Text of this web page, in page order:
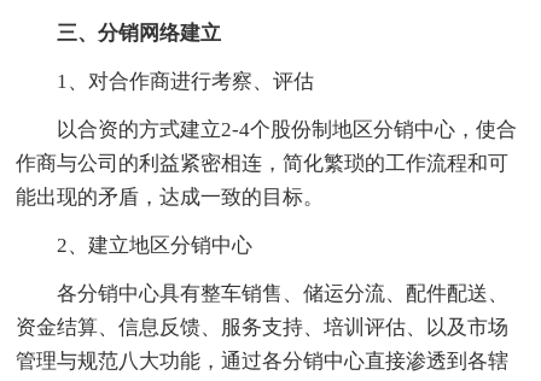
三、分销网络建立
1、对合作商进行考察、评估
以合资的方式建立2-4个股份制地区分销中心，使合
作商与公司的利益紧密相连，简化繁琐的工作流程和可
能出现的矛盾，达成一致的目标。
2、建立地区分销中心
各分销中心具有整车销售、储运分流、配件配送、
资金结算、信息反馈、服务支持、培训评估、以及市场
管理与规范八大功能，通过各分销中心直接渗透到各辖